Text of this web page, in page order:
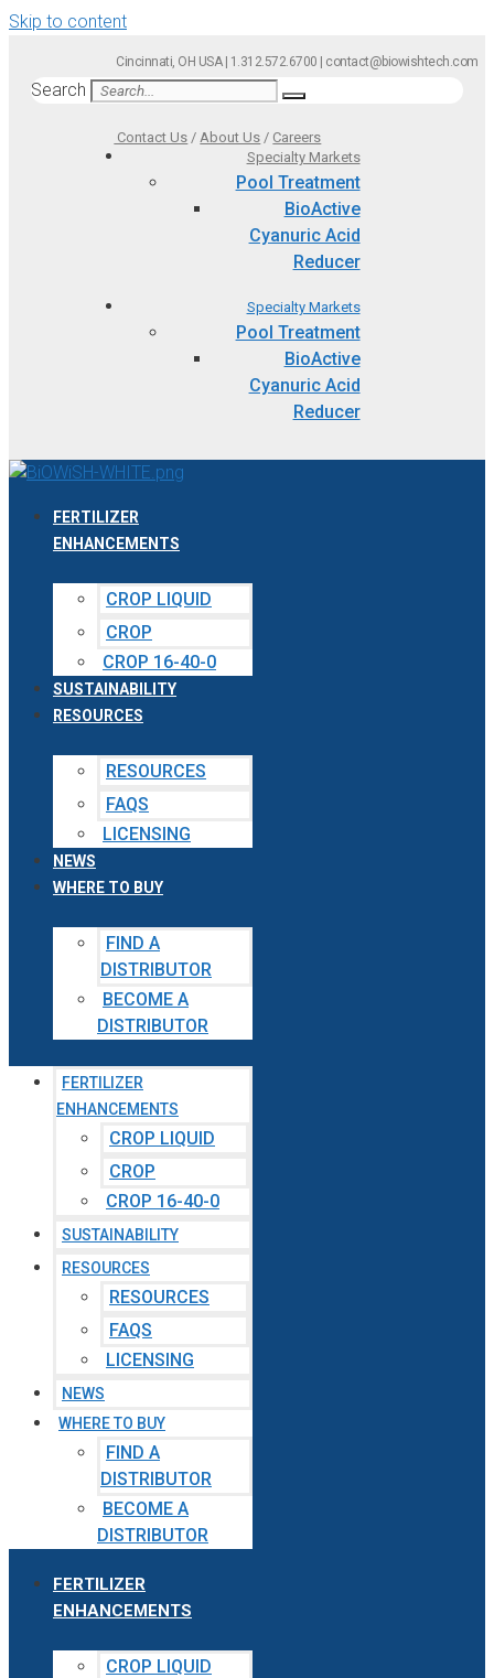
Skip to content
Cincinnati, OH USA | 1.312.572.6700 | contact@biowishtech.com
Search
Contact Us /About Us / Careers
Specialty Markets
Pool Treatment
BioActive
Cyanuric Acid
Reducer
Specialty Markets
Pool Treatment
BioActive
Cyanuric Acid
Reducer
FERTILIZER
ENHANCEMENTS
CROP LIQUID
CROP
CROP 16-40-0
SUSTAINABILITY
RESOURCES
RESOURCES
FAQS
LICENSING
NEWS
WHERE TO BUY
FIND A
DISTRIBUTOR
BECOME A
DISTRIBUTOR
FERTILIZER
ENHANCEMENTS
CROP LIQUID
CROP
CROP 16-40-0
SUSTAINABILITY
RESOURCES
RESOURCES
FAQS
LICENSING
NEWS
WHERE TO BUY
FIND A
DISTRIBUTOR
BECOME A
DISTRIBUTOR
FERTILIZER
ENHANCEMENTS
CROP LIQUID